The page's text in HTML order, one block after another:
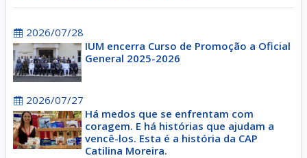
2026/07/28
IUM encerra Curso de Promoção a Oficial
General 2025-2026
2026/07/27
Há medos que se enfrentam com
coragem. E há histórias que ajudam a
vencê-los. Esta é a história da CAP
Catilina Moreira.